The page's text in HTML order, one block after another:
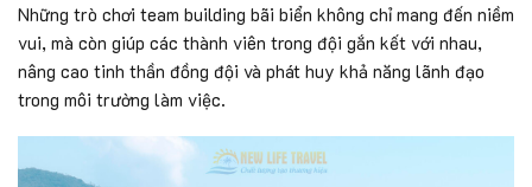
Những trò chơi team building bãi biển không chỉ mang đến niềm
vui, mà còn giúp các thành viên trong đội gắn kết với nhau,
nâng cao tinh thần đồng đội và phát huy khả năng lãnh đạo
trong môi trường làm việc.